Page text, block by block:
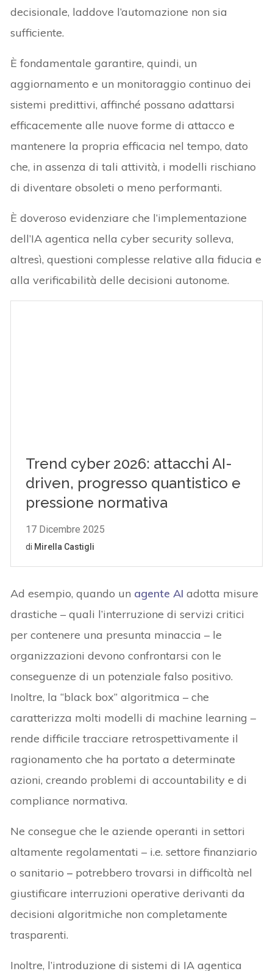
decisionale, laddove l’automazione non sia
sufficiente.
È fondamentale garantire, quindi, un
aggiornamento e un monitoraggio continuo dei
sistemi predittivi, affinché possano adattarsi
efficacemente alle nuove forme di attacco e
mantenere la propria efficacia nel tempo, dato
che, in assenza di tali attività, i modelli rischiano
di diventare obsoleti o meno performanti.
È doveroso evidenziare che l’implementazione
dell’IA agentica nella cyber security solleva,
altresì, questioni complesse relative alla fiducia e
alla verificabilità delle decisioni autonome.
Ad esempio, quando un agente AI adotta misure
drastiche – quali l’interruzione di servizi critici
per contenere una presunta minaccia – le
organizzazioni devono confrontarsi con le
conseguenze di un potenziale falso positivo.
Inoltre, la “black box” algoritmica – che
caratterizza molti modelli di machine learning –
rende difficile tracciare retrospettivamente il
ragionamento che ha portato a determinate
azioni, creando problemi di accountability e di
compliance normativa.
Ne consegue che le aziende operanti in settori
altamente regolamentati – i.e. settore finanziario
o sanitario– potrebbero trovarsi in difficoltà nel
giustificare interruzioni operative derivanti da
decisioni algoritmiche non completamente
trasparenti.
Inoltre, l’introduzione di sistemi di IA agentica